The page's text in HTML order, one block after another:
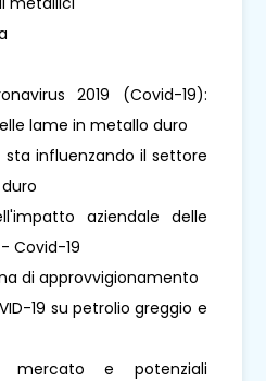
2019 (Covid-19):
lame in metallo duro
sta influenzando il settore
aziendale delle
Covid-19
di approvvigionamento
19 su petrolio greggio e
mercato e potenziali